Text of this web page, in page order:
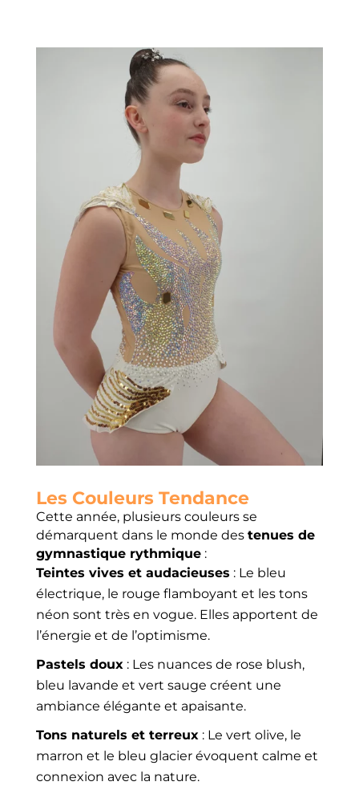
Les Couleurs Tendance
Cette année, plusieurs couleurs se
démarquent dans le monde des tenues de
gymnastique rythmique:
Teintes vives et audacieuses : Le bleu
électrique, le rouge flamboyant et les tons
néon sont très en vogue. Elles apportent de
l’énergie et de l’optimisme.
Pastels doux: Les nuances de rose blush,
bleu lavande et vert sauge créent une
ambiance élégante et apaisante.
Tons naturels et terreux: Le vert olive, le
marron et le bleu glacier évoquent calme et
connexion avec la nature.